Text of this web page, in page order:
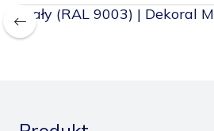
Biały (RAL 9003) | Dekoral